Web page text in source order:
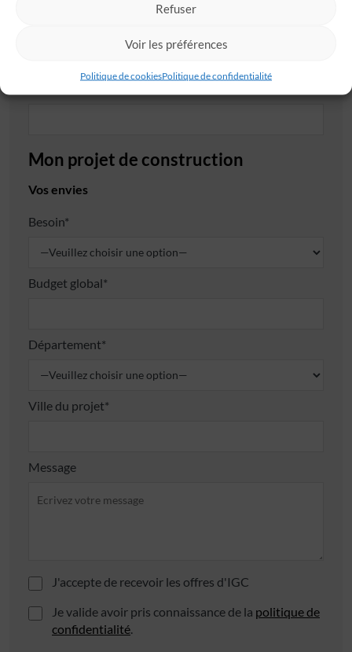
Refuser
Voir les préférences
Politique de cookiesPolitique de confidentialité
Mon projet de construction
Vos envies
Besoin*
Budget global*
Département*
Ville du projet*
Message
J'accepte de recevoir les offres d'IGC
Je valide avoir pris connaissance de la politique de
confidentialité